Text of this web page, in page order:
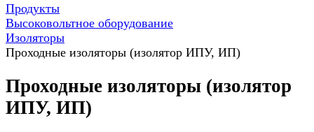
Продукты
Высоковольтное оборудование
Изоляторы
Проходные изоляторы (изолятор ИПУ, ИП)
Проходные изоляторы (изолятор
ИПУ, ИП)